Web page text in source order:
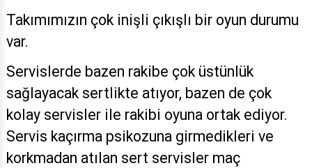
Takımımızın çok inişli çıkışlı bir oyun durumu
var.
Servislerde bazen rakibe çok üstünlük
sağlayacak sertlikte atıyor, bazen de çok
kolay servisler ile rakibi oyuna ortak ediyor.
Servis kaçırma psikozuna girmedikleri ve
korkmadan atılan sert servisler maç